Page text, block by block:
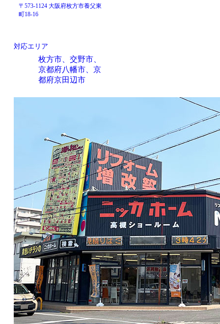
〒573-1124 大阪府枚方市養父東
町18-16
対応エリア
枚方市、交野市、
京都府八幡市、京
都府京田辺市